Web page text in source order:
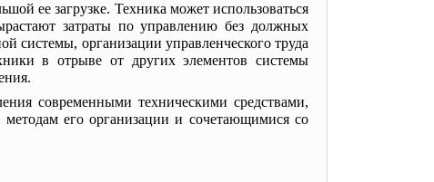
ее загрузке. Техника может использоваться
затраты по управлению без должных
системы, организации управленческого труда
в отрыве от других элементов системы
современными техническими средствами,
его организации и сочетающимися со